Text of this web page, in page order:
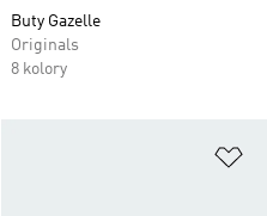
Buty Gazelle
Originals
8 kolory